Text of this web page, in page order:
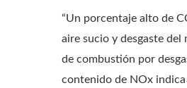
“Un porcentaje alto de
aire sucio y desgaste
de combustión por
contenido de NOx